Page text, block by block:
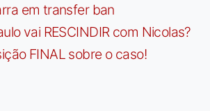
em transfer ban
vai RESCINDIR com Nicolas?
FINAL sobre o caso!